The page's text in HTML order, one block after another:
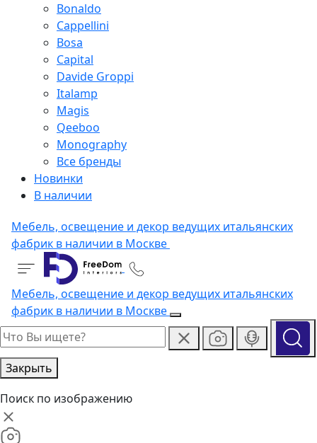
Bonaldo
Cappellini
Bosa
Capital
Davide Groppi
Italamp
Magis
Qeeboo
Monography
Все бренды
Новинки
В наличии
Мебель, освещение и декор ведущих итальянских
фабрик в наличии в Москве
Мебель, освещение и декор ведущих итальянских
фабрик в наличии в Москве
Закрыть
Поиск по изображению